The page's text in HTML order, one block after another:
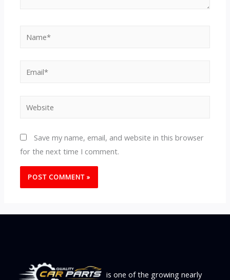
Save my name, email, and website in this browser
for the next time I comment.
is one of the growing nearly